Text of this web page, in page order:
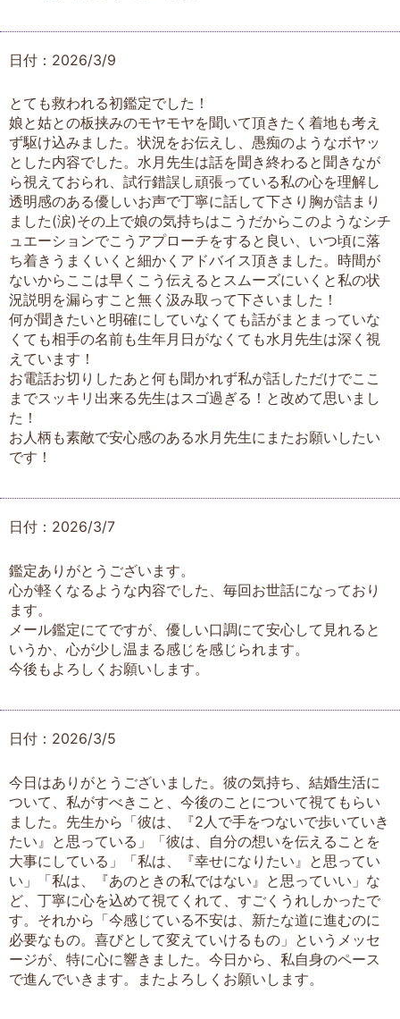
日付：2026/3/9
とても救われる初鑑定でした！
娘と姑との板挟みのモヤモヤを聞いて頂きたく着地も考え
ず駆け込みました。状況をお伝えし、愚痴のようなボヤッ
とした内容でした。水月先生は話を聞き終わると聞きなが
ら視えておられ、試行錯誤し頑張っている私の心を理解し
透明感のある優しいお声で丁寧に話して下さり胸が詰まり
ました(涙)その上で娘の気持ちはこうだからこのようなシチ
ュエーションでこうアプローチをすると良い、いつ頃に落
ち着きうまくいくと細かくアドバイス頂きました。時間が
ないからここは早くこう伝えるとスムーズにいくと私の状
況説明を漏らすこと無く汲み取って下さいました！
何が聞きたいと明確にしていなくても話がまとまっていな
くても相手の名前も生年月日がなくても水月先生は深く視
えています！
お電話お切りしたあと何も聞かれず私が話しただけでここ
までスッキリ出来る先生はスゴ過ぎる！と改めて思いまし
た！
お人柄も素敵で安心感のある水月先生にまたお願いしたい
です！
日付：2026/3/7
鑑定ありがとうございます。
心が軽くなるような内容でした、毎回お世話になっており
ます。
メール鑑定にてですが、優しい口調にて安心して見れると
いうか、心が少し温まる感じを感じられます。
今後もよろしくお願いします。
日付：2026/3/5
今日はありがとうございました。彼の気持ち、結婚生活に
ついて、私がすべきこと、今後のことについて視てもらい
ました。先生から「彼は、『2人で手をつないで歩いていき
たい』と思っている」「彼は、自分の想いを伝えることを
大事にしている」「私は、『幸せになりたい』と思ってい
い」「私は、『あのときの私ではない』と思っていい」な
ど、丁寧に心を込めて視てくれて、すごくうれしかったで
す。それから「今感じている不安は、新たな道に進むのに
必要なもの。喜びとして変えていけるもの」というメッセ
ージが、特に心に響きました。今日から、私自身のペース
で進んでいきます。またよろしくお願いします。